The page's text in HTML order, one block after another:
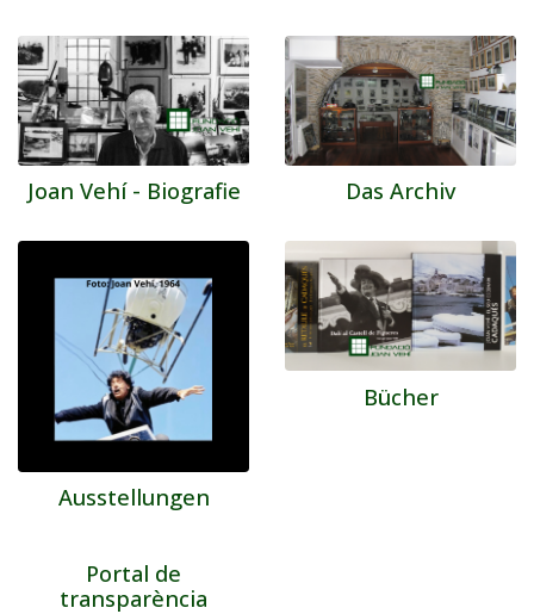
Joan Vehí - Biografie Das Archiv
Ausstellungen
Bücher
Portal de
transparència